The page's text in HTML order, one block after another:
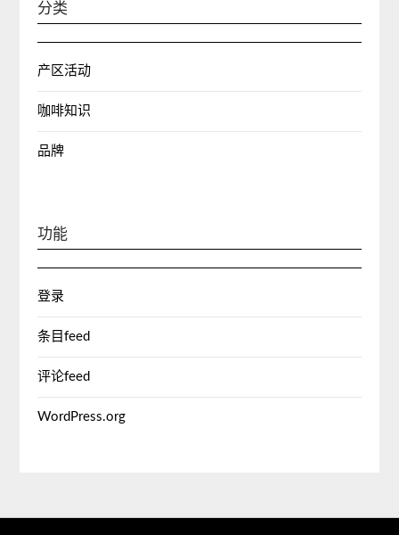
分类
产区活动
咖啡知识
品牌
功能
登录
条目feed
评论feed
WordPress.org